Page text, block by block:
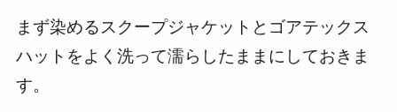
まず染めるスクープジャケットとゴアテックス
ハットをよく洗って濡らしたままにしておきま
す。